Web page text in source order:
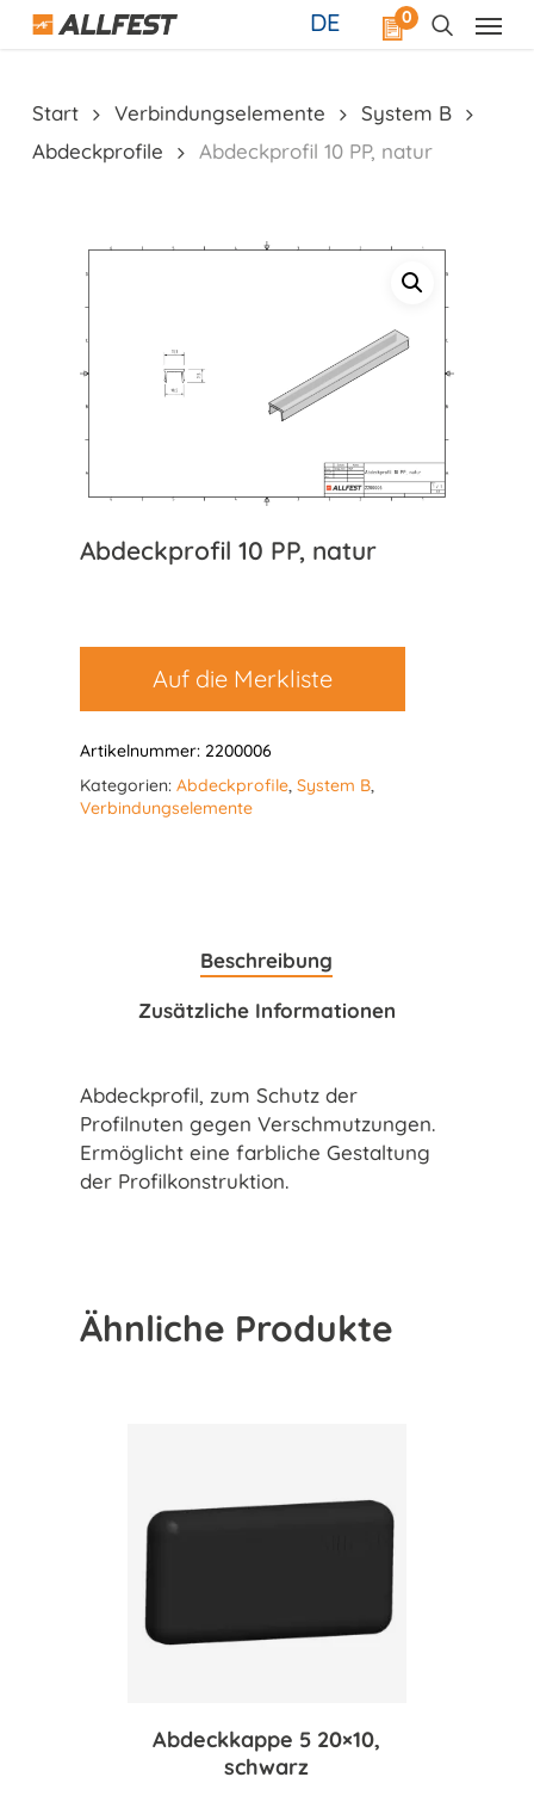
Skip
0
DE
Start Verbindungselemente
System B
Abdeckprofile
Abdeckprofil 10 PP, natur
Abdeckprofil 10 PP, natur
Auf die Merkliste
Artikelnummer: 2200006
Kategorien: Abdeckprofile, System B,
Verbindungselemente
Beschreibung
Zusätzliche Informationen
Abdeckprofil, zum Schutz der
Profilnuten gegen Verschmutzungen.
Ermöglicht eine farbliche Gestaltung
der Profilkonstruktion.
Ähnliche Produkte
Abdeckkappe 5 20×10,
schwarz